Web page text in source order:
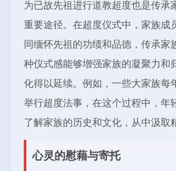
为已故先祖进行道教超度也是传承
重要途径。在超度仪式中，家族成
同缅怀先祖的功绩和品德，传承家
种仪式感能够增强家族的凝聚力和
化得以延续。例如，一些大家族每
举行超度法事，在这个过程中，年
了解家族的历史和文化，从中汲取
心灵的慰藉与寄托